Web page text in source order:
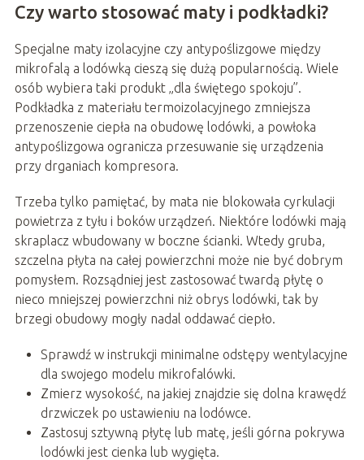
Czy warto stosować maty i podkładki?
Specjalne maty izolacyjne czy antypoślizgowe między
mikrofalą a lodówką cieszą się dużą popularnością. Wiele
osób wybiera taki produkt „dla świętego spokoju”.
Podkładka z materiału termoizolacyjnego zmniejsza
przenoszenie ciepła na obudowę lodówki, a powłoka
antypoślizgowa ogranicza przesuwanie się urządzenia
przy drganiach kompresora.
Trzeba tylko pamiętać, by mata nie blokowała cyrkulacji
powietrza z tyłu i boków urządzeń. Niektóre lodówki mają
skraplacz wbudowany w boczne ścianki. Wtedy gruba,
szczelna płyta na całej powierzchni może nie być dobrym
pomysłem. Rozsądniej jest zastosować twardą płytę o
nieco mniejszej powierzchni niż obrys lodówki, tak by
brzegi obudowy mogły nadal oddawać ciepło.
Sprawdź w instrukcji minimalne odstępy wentylacyjne
dla swojego modelu mikrofalówki.
Zmierz wysokość, na jakiej znajdzie się dolna krawędź
drzwiczek po ustawieniu na lodówce.
Zastosuj sztywną płytę lub matę, jeśli górna pokrywa
lodówki jest cienka lub wygięta.